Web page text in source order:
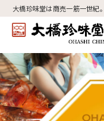
大橋珍味堂は商売一筋一世紀